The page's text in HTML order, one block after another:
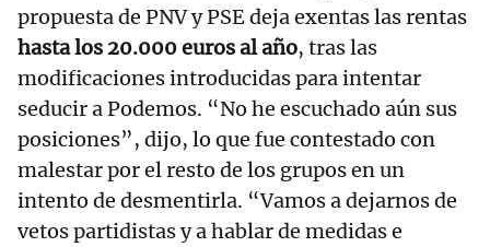
propuesta de PNV y PSE deja exentas las rentas
hasta los 20.000 euros al año, tras las
modificaciones introducidas para intentar
seducir a Podemos. “No he escuchado aún sus
posiciones”, dijo, lo que fue contestado con
malestar por el resto de los grupos en un
intento de desmentirla. “Vamos a dejarnos de
vetos partidistas y a hablar de medidas e